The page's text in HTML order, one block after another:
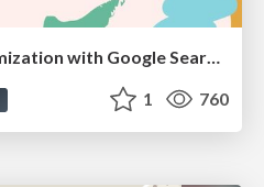
Efficient Content Optimization with Google Search Console & Apps Script
1 760